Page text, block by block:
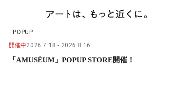
POPUP
開催中2026.7.18 2026.8.16
「AMUSÉUM」POPUP STORE開催！